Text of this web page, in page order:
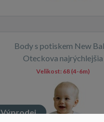
Body s potiskem New
Oteckova najrýchlejšia
Výprodej
Velikost: 68 (4-6m)